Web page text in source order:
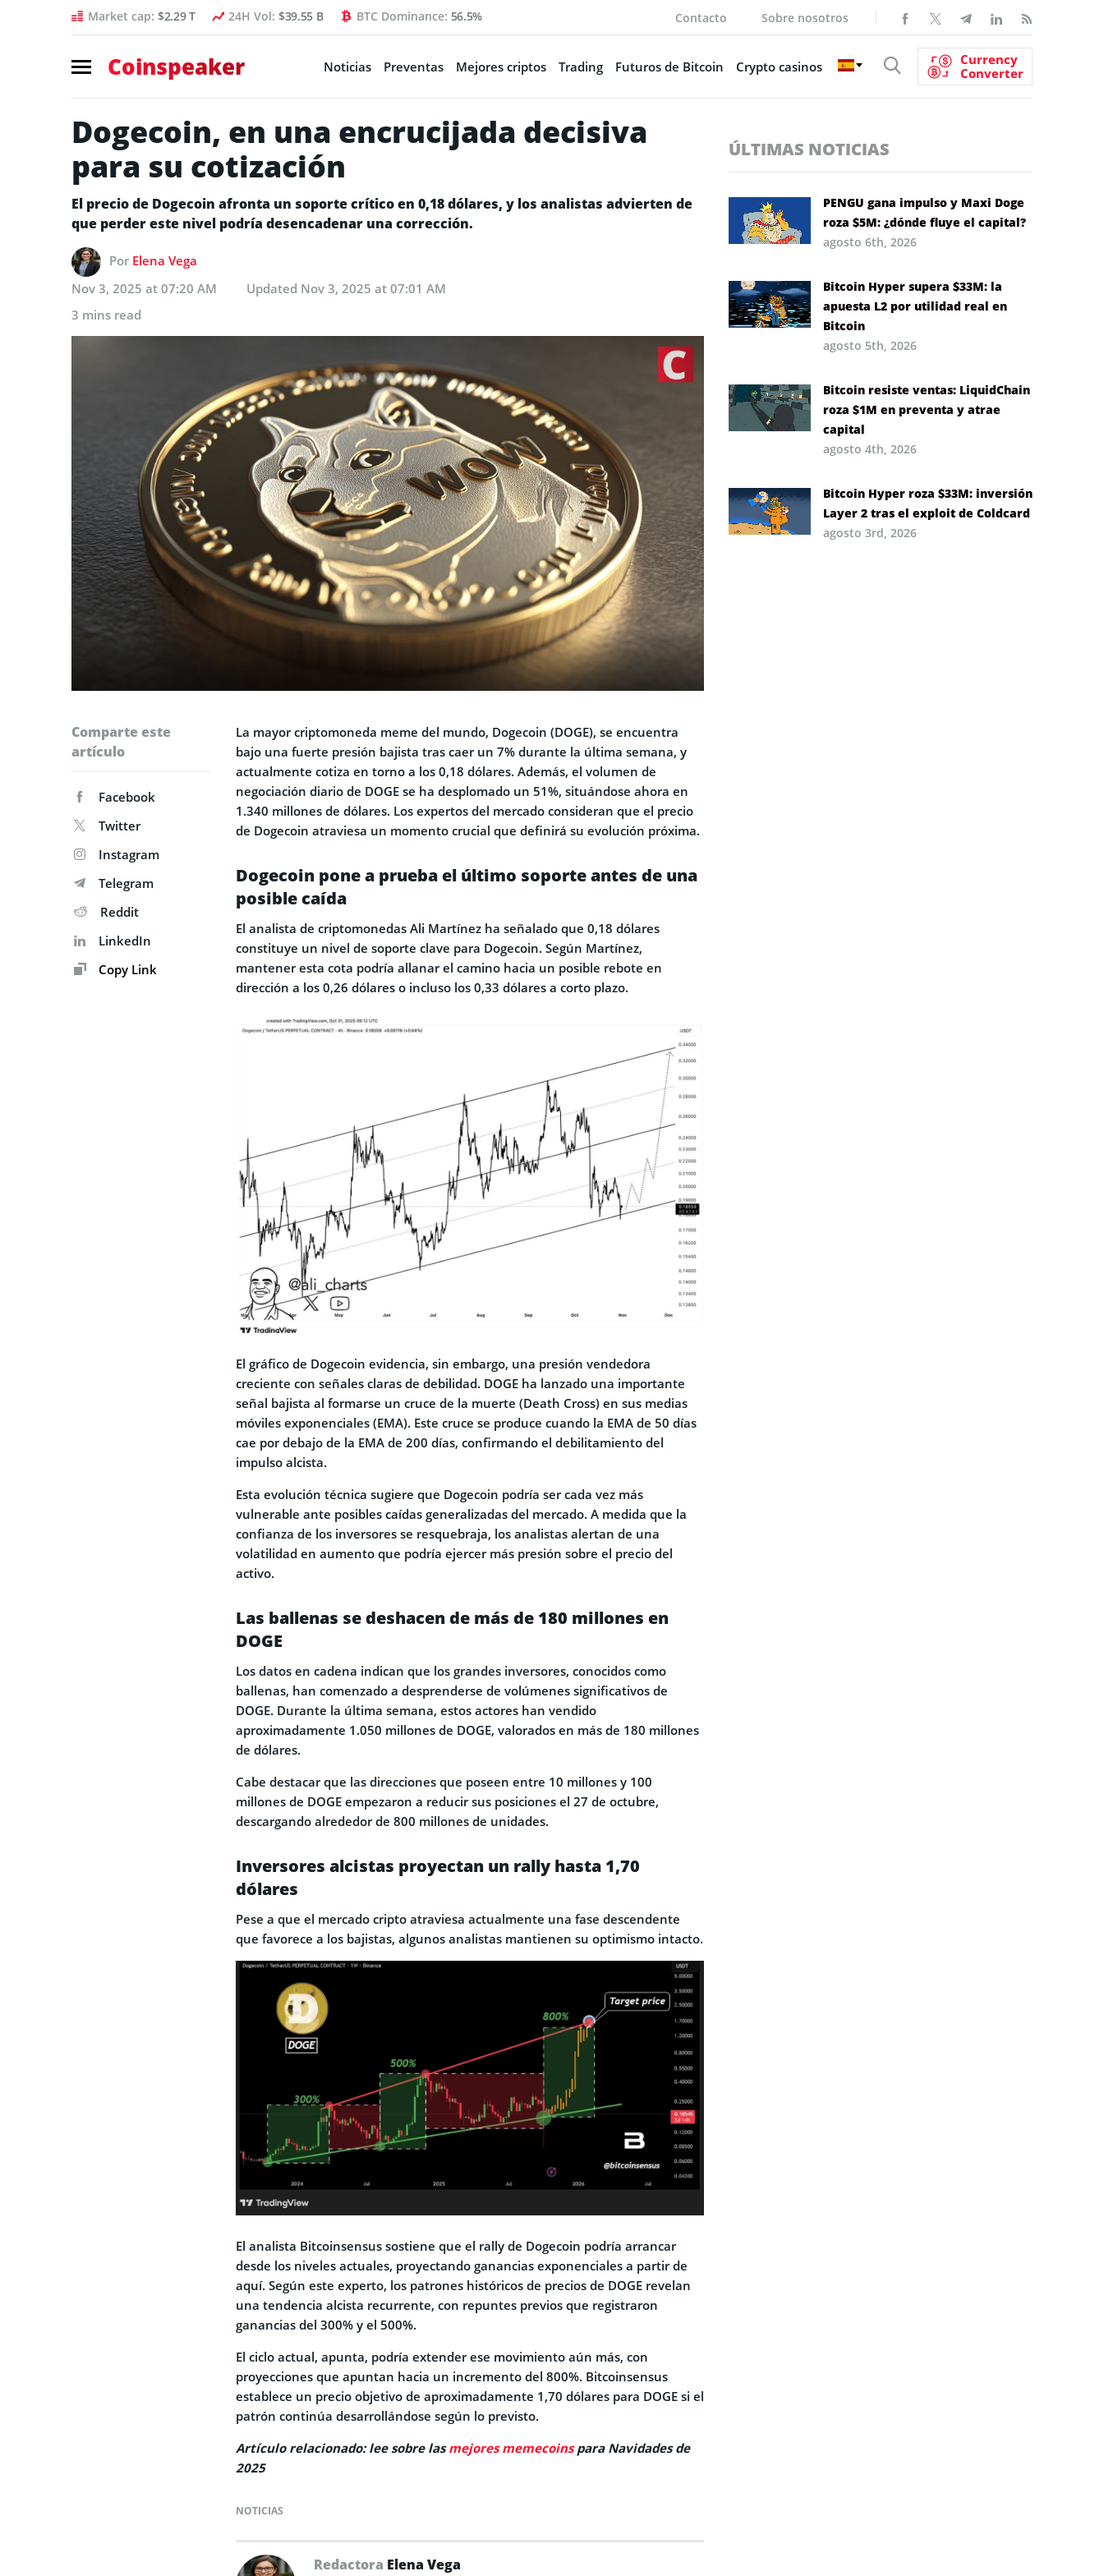
Market cap: $2.29 T 24H Vol: $39.55 B BTC Dominance: 56.5% Contacto Sobre nosotros
Coinspeaker Noticias Preventas Mejores criptos Trading Futuros de Bitcoin Crypto casinos
Currency
Converter
Dogecoin, en una encrucijada decisiva
para su cotización
El precio de Dogecoin afronta un soporte crítico en 0,18 dólares, y los analistas advierten de
que perder este nivel podría desencadenar una corrección.
Por Elena Vega
Nov 3, 2025 at 07:20 AM
Updated Nov 3, 2025 at 07:01 AM
3 mins read
Comparte este
artículo
Facebook
Twitter
Instagram
Telegram
Reddit
LinkedIn
Copy Link
La mayor criptomoneda meme del mundo, Dogecoin (DOGE), se encuentra
bajo una fuerte presión bajista tras caer un 7% durante la última semana, y
actualmente cotiza en torno a los 0,18 dólares. Además, el volumen de
negociación diario de DOGE se ha desplomado un 51%, situándose ahora en
1.340 millones de dólares. Los expertos del mercado consideran que el precio
de Dogecoin atraviesa un momento crucial que definirá su evolución próxima.
Dogecoin pone a prueba el último soporte antes de una
posible caída
El analista de criptomonedas Ali Martínez ha señalado que 0,18 dólares
constituye un nivel de soporte clave para Dogecoin. Según Martínez,
mantener esta cota podría allanar el camino hacia un posible rebote en
dirección a los 0,26 dólares o incluso los 0,33 dólares a corto plazo.
El gráfico de Dogecoin evidencia, sin embargo, una presión vendedora
creciente con señales claras de debilidad. DOGE ha lanzado una importante
señal bajista al formarse un cruce de la muerte (Death Cross) en sus medias
móviles exponenciales (EMA). Este cruce se produce cuando la EMA de 50 días
cae por debajo de la EMA de 200 días, confirmando el debilitamiento del
impulso alcista.
Esta evolución técnica sugiere que Dogecoin podría ser cada vez más
vulnerable ante posibles caídas generalizadas del mercado. A medida que la
confianza de los inversores se resquebraja, los analistas alertan de una
volatilidad en aumento que podría ejercer más presión sobre el precio del
activo.
Las ballenas se deshacen de más de 180 millones en
DOGE
Los datos en cadena indican que los grandes inversores, conocidos como
ballenas, han comenzado a desprenderse de volúmenes significativos de
DOGE. Durante la última semana, estos actores han vendido
aproximadamente 1.050 millones de DOGE, valorados en más de 180 millones
de dólares.
Cabe destacar que las direcciones que poseen entre 10 millones y 100
millones de DOGE empezaron a reducir sus posiciones el 27 de octubre,
descargando alrededor de 800 millones de unidades.
Inversores alcistas proyectan un rally hasta 1,70
dólares
Pese a que el mercado cripto atraviesa actualmente una fase descendente
que favorece a los bajistas, algunos analistas mantienen su optimismo intacto.
El analista Bitcoinsensus sostiene que el rally de Dogecoin podría arrancar
desde los niveles actuales, proyectando ganancias exponenciales a partir de
aquí. Según este experto, los patrones históricos de precios de DOGE revelan
una tendencia alcista recurrente, con repuntes previos que registraron
ganancias del 300% y el 500%.
El ciclo actual, apunta, podría extender ese movimiento aún más, con
proyecciones que apuntan hacia un incremento del 800%. Bitcoinsensus
establece un precio objetivo de aproximadamente 1,70 dólares para DOGE si el
patrón continúa desarrollándose según lo previsto.
Artículo relacionado: lee sobre lasmejores memecoinspara Navidades de
2025
NOTICIAS
Redactora Elena Vega
ÚLTIMAS NOTICIAS
PENGU gana impulso y Maxi Doge
roza $5M: ¿dónde fluye el capital?
agosto 6th, 2026
Bitcoin Hyper supera $33M: la
apuesta L2 por utilidad real en
Bitcoin
agosto 5th, 2026
Bitcoin resiste ventas: LiquidChain
roza $1M en preventa y atrae
capital
agosto 4th, 2026
Bitcoin Hyper roza $33M: inversión
Layer 2 tras el exploit de Coldcard
agosto 3rd, 2026